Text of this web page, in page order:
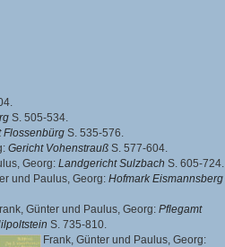
S. 505-534.
Flossenbürg S. 535-576.
: Gericht Vohenstrauß S. 577-604.
Georg: Landgericht Sulzbach S. 605-724.
und Paulus, Georg: Hofmark Eismannsberg
Günter und Paulus, Georg: Pflegamt
S. 735-810.
Frank, Günter und Paulus, Georg: